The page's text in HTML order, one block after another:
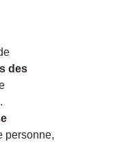
des
personne,